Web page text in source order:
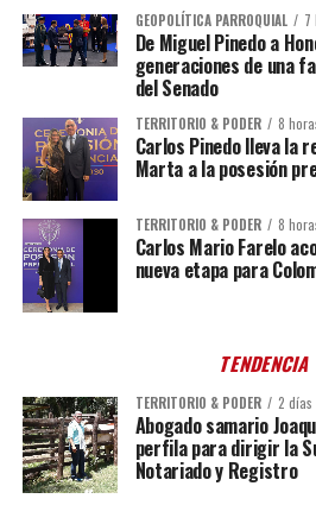
GEOPOLÍTICA PARROQUIAL 7
De Miguel Pinedo a
generaciones de una
del Senado
TERRITORIO & PODER 8
Carlos Pinedo lleva la
Marta a la posesión
TERRITORIO & PODER 8
Carlos Mario Farelo
nueva etapa para
TENDENCIA
TERRITORIO & PODER 2 días
Abogado samario
perfila para dirigir la
Notariado y Registro